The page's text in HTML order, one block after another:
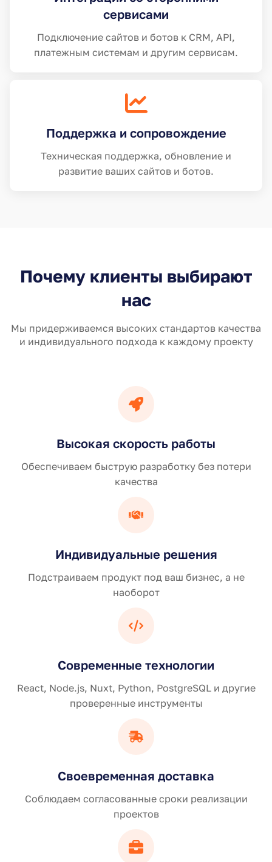
сервисами
Подключение сайтов и ботов к CRM, API,
платежным системам и другим сервисам.
Поддержка и сопровождение
Техническая поддержка, обновление и
развитие ваших сайтов и ботов.
Почему клиенты выбирают
нас
Мы придерживаемся высоких стандартов качества
и индивидуального подхода к каждому проекту
Высокая скорость работы
Обеспечиваем быструю разработку без потери
качества
Индивидуальные решения
Подстраиваем продукт под ваш бизнес, а не
наоборот
Современные технологии
React, Node.js, Nuxt, Python, PostgreSQL и другие
проверенные инструменты
Своевременная доставка
Соблюдаем согласованные сроки реализации
проектов